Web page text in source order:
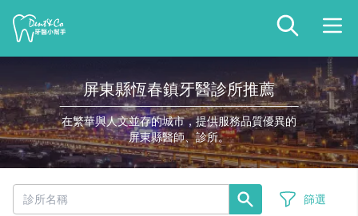
屏東縣恆春鎮牙醫診所推薦
在繁華與人文並存的城市，提供服務品質優異的
屏東縣醫師、診所。
篩選